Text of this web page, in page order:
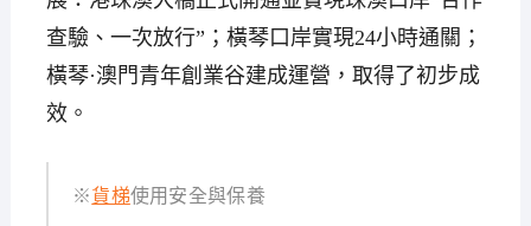
查驗、一次放行”；橫琴口岸實現24小時通關；
橫琴·澳門青年創業谷建成運營，取得了初步成
效。
※貨梯使用安全與保養